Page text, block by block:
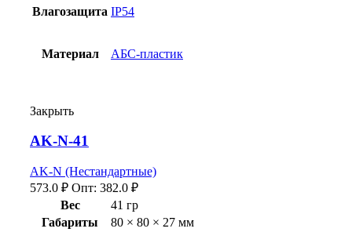
Влагозащита IP54
Материал АБС-пластик
Закрыть
AK-N-41
AK-N (Нестандартные)
573.0 ₽ Опт: 382.0 ₽
Вес
41 гр
Габариты
80 × 80 × 27 мм